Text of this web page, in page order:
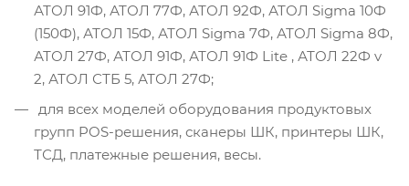
АТОЛ 91Ф, АТОЛ 77Ф, АТОЛ 92Ф, АТОЛ Sigma 10Ф
(150Ф), АТОЛ 15Ф, АТОЛ Sigma 7Ф, АТОЛ Sigma 8Ф,
АТОЛ 27Ф, АТОЛ 91Ф, АТОЛ 91Ф Lite , АТОЛ 22Ф v
2, АТОЛ СТБ 5, АТОЛ 27Ф;
для всех моделей оборудования продуктовых
групп POS-решения, сканеры ШК, принтеры ШК,
ТСД, платежные решения, весы.